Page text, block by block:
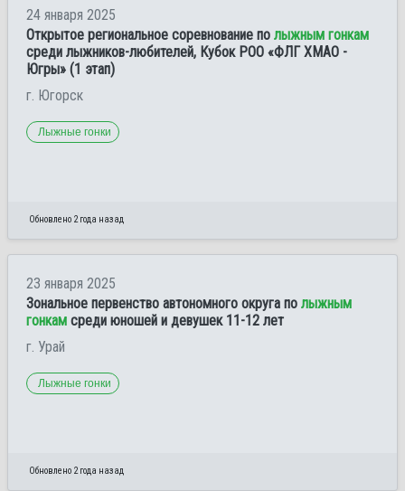
24 января 2025
Открытое региональное соревнование по лыжным гонкам
среди лыжников-любителей, Кубок РОО «ФЛГ ХМАО -
Югры» (1 этап)
г. Югорск
Лыжные гонки
Обновлено 2 года назад
23 января 2025
Зональное первенство автономного округа по лыжным
гонкам среди юношей и девушек 11-12 лет
г. Урай
Лыжные гонки
Обновлено 2 года назад